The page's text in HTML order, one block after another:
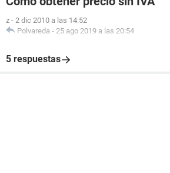
z - 2 dic 2010 a las 14:52
Polvareda - 25 ago 2019 a las 20:54
5 respuestas